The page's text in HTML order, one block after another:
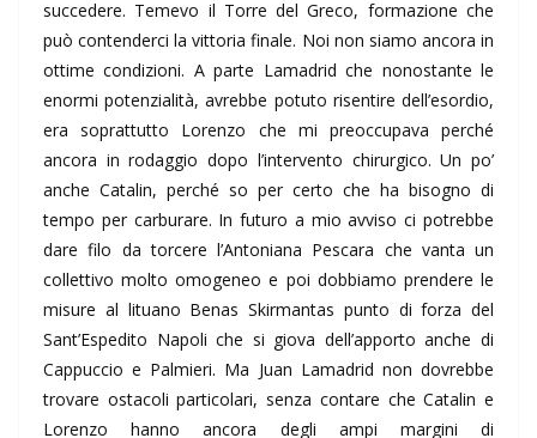
succedere. Temevo il Torre del Greco, formazione che
può contenderci la vittoria finale. Noi non siamo ancora in
ottime condizioni. A parte Lamadrid che nonostante le
enormi potenzialità, avrebbe potuto risentire dell’esordio,
era soprattutto Lorenzo che mi preoccupava perché
ancora in rodaggio dopo l’intervento chirurgico. Un po’
anche Catalin, perché so per certo che ha bisogno di
tempo per carburare. In futuro a mio avviso ci potrebbe
dare filo da torcere l’Antoniana Pescara che vanta un
collettivo molto omogeneo e poi dobbiamo prendere le
misure al lituano Benas Skirmantas punto di forza del
Sant’Espedito Napoli che si giova dell’apporto anche di
Cappuccio e Palmieri. Ma Juan Lamadrid non dovrebbe
trovare ostacoli particolari, senza contare che Catalin e
Lorenzo hanno ancora degli ampi margini di